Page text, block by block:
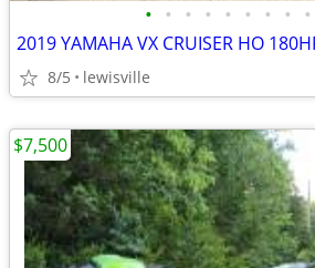
• • • • • • • • •
2019 YAMAHA VX CRUISER HO
8/5 lewisville
$7,500